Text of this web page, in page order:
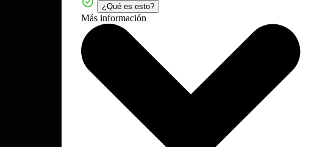
¿Qué es esto?
Más información